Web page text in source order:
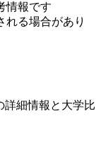
情報です
れる場合があり
詳細情報と大学比